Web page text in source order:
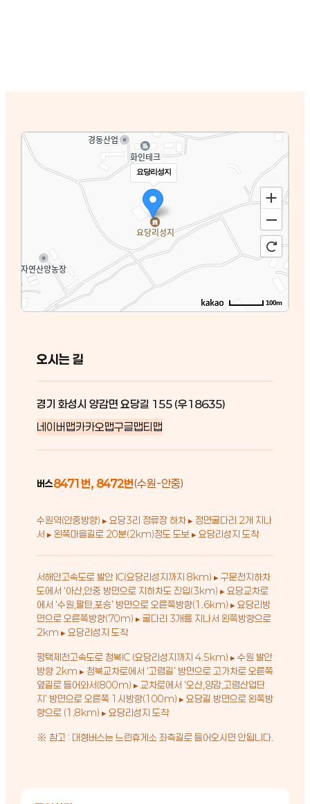
요당리성지
100m
오시는 길
경기 화성시 양감면 요당길 155 (우18635)
네이버맵카카오맵구글맵티맵
버스8471번, 8472번(수원-안중)
수원역(안중방향) ▸ 요당3리 정류장 하차 ▸ 정면굴다리 2개 지나
서 ▸ 왼쪽마을길로 20분(2km)정도 도보 ▸ 요당리성지 도착
서해안고속도로 발안 IC(요당리성지까지 8km) ▸ 구문천지하차
도에서 ‘아산,안중 방면으로 지하차도 진입(3km) ▸ 요당교차로
에서 ‘수원,팔탄,포승’ 방면으로 오른쪽방향(1.6km) ▸ 요당리방
면으로 오른쪽방향(70m) ▸ 굴다리 3개를 지나서 왼쪽방향으로
2km ▸ 요당리성지 도착
평택제천고속도로 청북IC (요당리성지까지 4.5km) ▸ 수원 발안
방향 2km ▸ 청북교차로에서 ‘고렴길’ 방면으로 고가차로 오른쪽
옆길로 들어와서(800m) ▸ 교차로에서 ‘오산,양감,고렴산업단
지’ 방면으로 오른쪽 1시방향(100m) ▸ 요당길 방면으로 왼쪽방
향으로 (1.8km) ▸ 요당리성지 도착
※ 참고 : 대형버스는 느린휴게소 좌측길로 들어오시면 안됩니다.